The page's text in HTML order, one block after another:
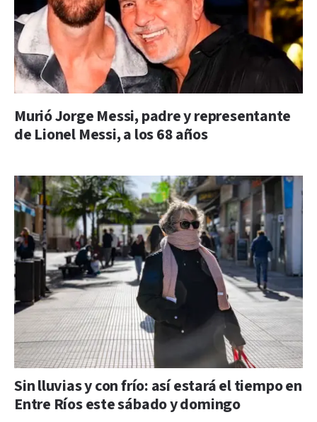
Murió Jorge Messi, padre y representante
de Lionel Messi, a los 68 años
Sin lluvias y con frío: así estará el tiempo en
Entre Ríos este sábado y domingo